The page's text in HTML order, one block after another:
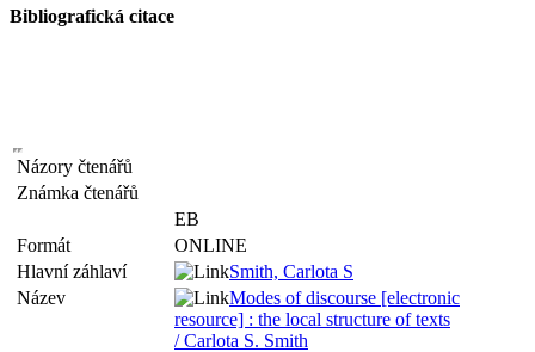
Bibliografická citace
Názory čtenářů
Známka čtenářů
EB
Formát
ONLINE
Hlavní záhlaví
Smith, Carlota S
Název
Modes of discourse [electronic
resource] : the local structure of texts
/ Carlota S. Smith